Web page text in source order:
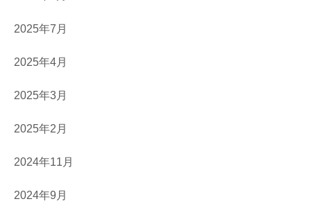
2025年7月
2025年4月
2025年3月
2025年2月
2024年11月
2024年9月